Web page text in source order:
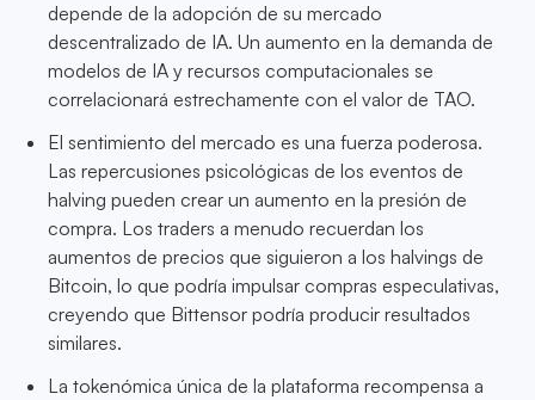
depende de la adopción de su mercado
descentralizado de IA. Un aumento en la demanda de
modelos de IA y recursos computacionales se
correlacionará estrechamente con el valor de TAO.
El sentimiento del mercado es una fuerza poderosa.
Las repercusiones psicológicas de los eventos de
halving pueden crear un aumento en la presión de
compra. Los traders a menudo recuerdan los
aumentos de precios que siguieron a los halvings de
Bitcoin, lo que podría impulsar compras especulativas,
creyendo que Bittensor podría producir resultados
similares.
La tokenómica única de la plataforma recompensa a